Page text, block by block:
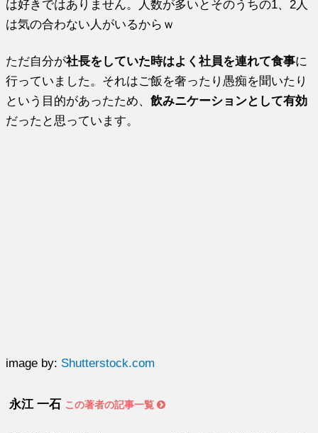
は好きではありません。人数が多いとそのうちの1、2人
は気の合わない人がいるからｗ
ただ自分が社長をしていた時はよく社員を連れて食事に
行っていました。それはご飯を奢ったり愚痴を聞いたり
という目的があったため、飲みニケーションとして有効
だったと思っています。
image by: Shutterstock.com
永江 一石 この著者の記事一覧